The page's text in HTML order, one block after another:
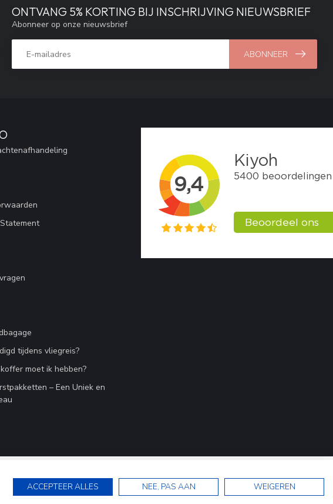
ONTVANG 5% KORTING BIJ INSCHRIJVING NIEUWSBRIEF
Abonneer op onze nieuwsbrief
ABONNEER
tijdens vliegreis?
moet ik hebben?
– Een Uniek en
ACCEPTEER ALLES NEE, PAS AAN WEIGEREN